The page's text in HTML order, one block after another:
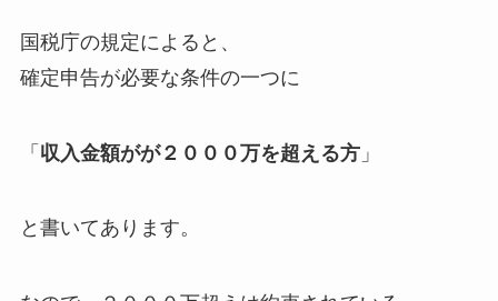
国税庁の規定によると、
確定申告が必要な条件の一つに
「 収入金額がが２０００万を超える方」
と書いてあります。